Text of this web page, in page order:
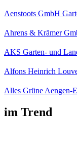
Aenstoots GmbH
Ahrens & Krämer
AKS Garten- und
Alfons Heinrich
Alles Grüne Aengen-
im Trend